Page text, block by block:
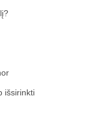
išsirinkti